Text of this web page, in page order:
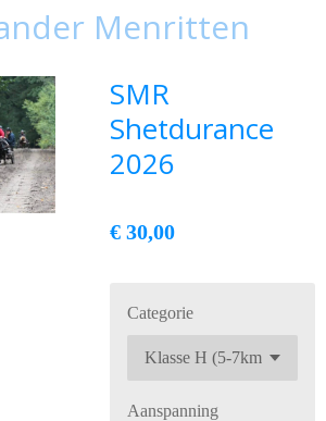
Menritten
SMR
Shetdurance
2026
€ 30,00
Categorie
Aanspanning